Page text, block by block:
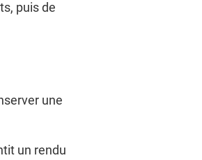
puis de
une
un rendu